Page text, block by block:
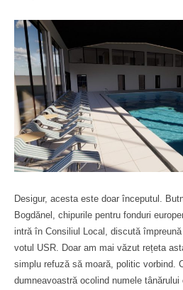
Desigur, acesta este doar începutul.
Bogdănel, chipurile pentru fonduri
intră în Consiliul Local, discută
votul USR. Doar am mai văzut rețeta
simplu refuză să moară, politic vorbind.
dumneavoastră ocolind numele